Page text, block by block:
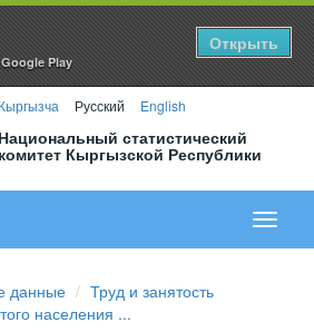
Play
Открыть
Кыргызча Русский English
Национальный статистический
комитет Кыргызской Республики
меню
данные
Труд и занятость
населения ...